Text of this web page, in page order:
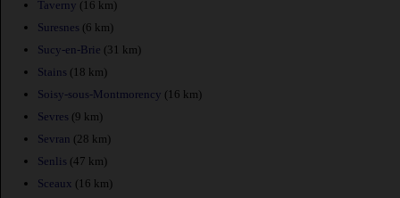
Taverny (16 km)
Suresnes (6 km)
Sucy-en-Brie (31 km)
Stains (18 km)
Soisy-sous-Montmorency (16 km)
Sevres (9 km)
Sevran (28 km)
Senlis (47 km)
Sceaux (16 km)